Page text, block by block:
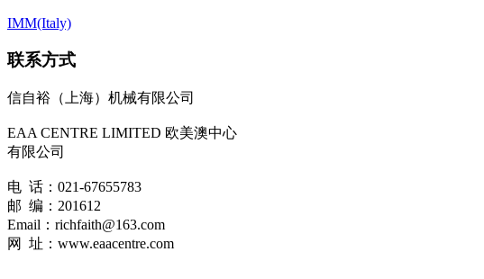
IMM(Italy)
联系方式
信自裕（上海）机械有限公司
EAA CENTRE LIMITED 欧美澳中心
有限公司
电 话：021-67655783
邮 编：201612
Email：richfaith@163.com
网 址：www.eaacentre.com